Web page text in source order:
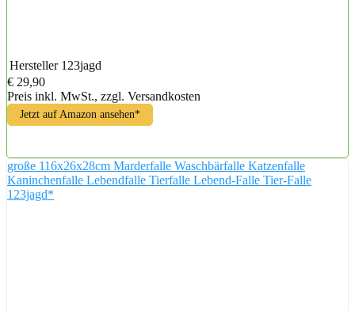
Hersteller 123jagd
€ 29,90
Preis inkl. MwSt., zzgl. Versandkosten
Jetzt auf Amazon ansehen*
große 116x26x28cm Marderfalle Waschbärfalle Katzenfalle
Kaninchenfalle Lebendfalle Tierfalle Lebend-Falle Tier-Falle
123jagd*